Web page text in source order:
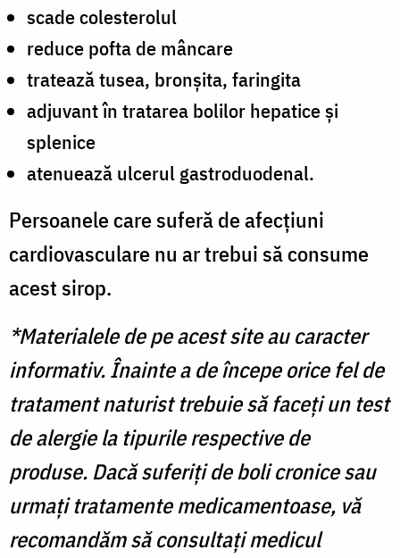
scade colesterolul
reduce pofta de mâncare
tratează tusea, bronșita, faringita
adjuvant în tratarea bolilor hepatice și
splenice
atenuează ulcerul gastroduodenal.
Persoanele care suferă de afecțiuni
cardiovasculare nu ar trebui să consume
acest sirop.
*Materialele de pe acest site au caracter
informativ. Înainte a de începe orice fel de
tratament naturist trebuie să faceți un test
de alergie la tipurile respective de
produse. Dacă suferiți de boli cronice sau
urmați tratamente medicamentoase, vă
recomandăm să consultați medicul